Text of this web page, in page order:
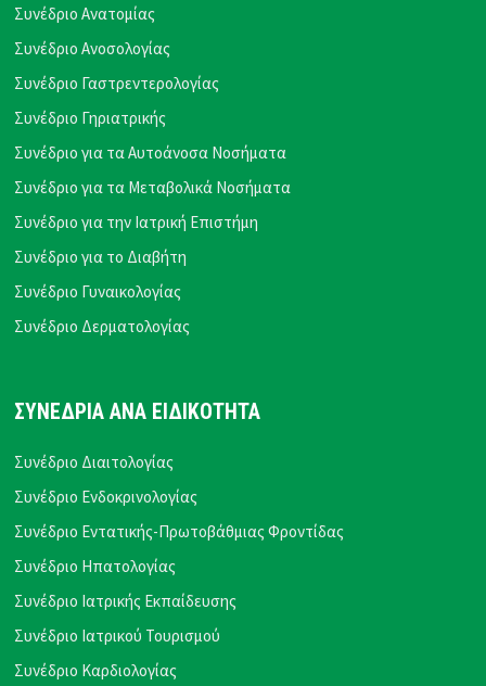
Συνέδριο Ανατομίας
Συνέδριο Ανοσολογίας
Συνέδριο Γαστρεντερολογίας
Συνέδριο Γηριατρικής
Συνέδριο για τα Αυτοάνοσα Νοσήματα
Συνέδριο για τα Μεταβολικά Νοσήματα
Συνέδριο για την Ιατρική Επιστήμη
Συνέδριο για το Διαβήτη
Συνέδριο Γυναικολογίας
Συνέδριο Δερματολογίας
ΣΥΝΕΔΡΙΑ ΑΝΑ ΕΙΔΙΚΟΤΗΤΑ
Συνέδριο Διαιτολογίας
Συνέδριο Ενδοκρινολογίας
Συνέδριο Εντατικής-Πρωτοβάθμιας Φροντίδας
Συνέδριο Ηπατολογίας
Συνέδριο Ιατρικής Εκπαίδευσης
Συνέδριο Ιατρικού Τουρισμού
Συνέδριο Καρδιολογίας